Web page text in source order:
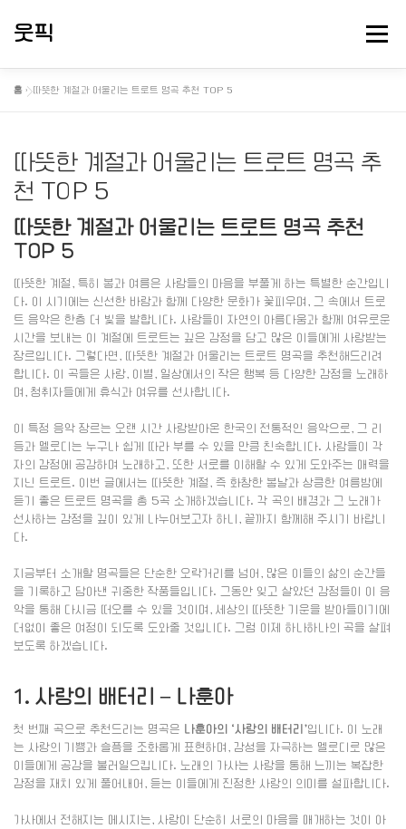
웃픽 메뉴
정보게시
홈 »따뜻한 계절과 어울리는 트로트 명곡 추천 TOP 5
따뜻한 계절과 어울리는 트로트 명곡 추
천 TOP 5
따뜻한 계절과 어울리는 트로트 명곡 추천
TOP 5
따뜻한 계절, 특히 봄과 여름은 사람들의 마음을 부풀게 하는 특별한 순간입니
다. 이 시기에는 신선한 바람과 함께 다양한 문화가 꽃피우며, 그 속에서 트로
트 음악은 한층 더 빛을 발합니다. 사람들이 자연의 아름다움과 함께 여유로운
시간을 보내는 이 계절에 트로트는 깊은 감정을 담고 많은 이들에게 사랑받는
장르입니다. 그렇다면, 따뜻한 계절과 어울리는 트로트 명곡을 추천해드리려
합니다. 이 곡들은 사랑, 이별, 일상에서의 작은 행복 등 다양한 감정을 노래하
며, 청취자들에게 휴식과 여유를 선사합니다.
이 특정 음악 장르는 오랜 시간 사랑받아온 한국의 전통적인 음악으로, 그 리
듬과 멜로디는 누구나 쉽게 따라 부를 수 있을 만큼 친숙합니다. 사람들이 각
자의 감정에 공감하며 노래하고, 또한 서로를 이해할 수 있게 도와주는 매력을
지닌 트로트. 이번 글에서는 따뜻한 계절, 즉 화창한 봄날과 상큼한 여름밤에
듣기 좋은 트로트 명곡을 총 5곡 소개하겠습니다. 각 곡의 배경과 그 노래가
선사하는 감정을 깊이 있게 나누어보고자 하니, 끝까지 함께해 주시기 바랍니
다.
지금부터 소개할 명곡들은 단순한 오락거리를 넘어, 많은 이들의 삶의 순간들
을 기록하고 담아낸 귀중한 작품들입니다. 그동안 잊고 살았던 감정들이 이 음
악을 통해 다시금 떠오를 수 있을 것이며, 세상의 따뜻한 기운을 받아들이기에
더없이 좋은 여정이 되도록 도와줄 것입니다. 그럼 이제 하나하나의 곡을 살펴
보도록 하겠습니다.
1. 사랑의 배터리 – 나훈아
첫 번째 곡으로 추천드리는 명곡은 나훈아의 ‘사랑의 배터리’입니다. 이 노래
는 사랑의 기쁨과 슬픔을 조화롭게 표현하며, 감성을 자극하는 멜로디로 많은
이들에게 공감을 불러일으킵니다. 노래의 가사는 사랑을 통해 느끼는 복잡한
감정을 재치 있게 풀어내어, 듣는 이들에게 진정한 사랑의 의미를 설파합니다.
가사에서 전해지는 메시지는, 사랑이 단순히 서로의 마음을 매개하는 것이 아